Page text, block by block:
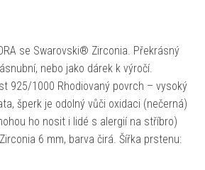
se Swarovski® Zirconia. Překrásný
nebo jako dárek k výročí.
925/1000 Rhodiovaný povrch – vysoký
šperk je odolný vůči oxidaci (nečerná)
ho nosit i lidé s alergií na stříbro)
6 mm, barva čirá. Šířka prstenu: